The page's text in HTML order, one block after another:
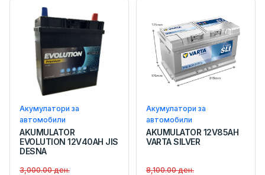
Акумулатори за
автомобили
AKUMULATOR
EVOLUTION 12V40AH JIS
DESNA
3,000.00 ден.
Акумулатори за
автомобили
AKUMULATOR 12V85AH
VARTA SILVER
8,100.00 ден.